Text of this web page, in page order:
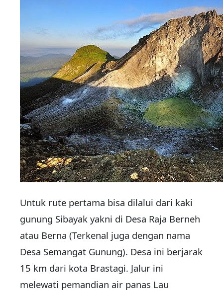
Untuk rute pertama bisa dilalui dari kaki
gunung Sibayak yakni di Desa Raja Berneh
atau Berna (Terkenal juga dengan nama
Desa Semangat Gunung). Desa ini berjarak
15 km dari kota Brastagi. Jalur ini
melewati pemandian air panas Lau